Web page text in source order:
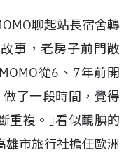
聊起站長宿舍轉
事，老房子前門敞
從6、7年前開
了一段時間，覺得
重複。｣看似靦腆的
雄市旅行社擔任歐洲